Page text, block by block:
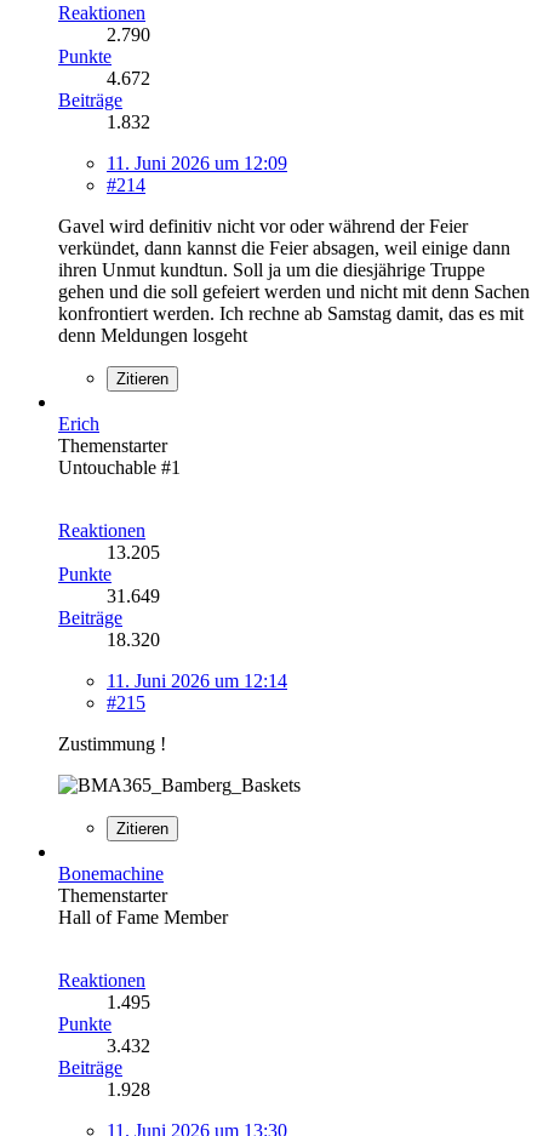
Reaktionen
2.790
Punkte
4.672
Beiträge
1.832
11. Juni 2026 um 12:09
#214
Gavel wird definitiv nicht vor oder während der Feier
verkündet, dann kannst die Feier absagen, weil einige dann
ihren Unmut kundtun. Soll ja um die diesjährige Truppe
gehen und die soll gefeiert werden und nicht mit denn Sachen
konfrontiert werden. Ich rechne ab Samstag damit, das es mit
denn Meldungen losgeht
Zitieren
Erich
Themenstarter
Untouchable #1
Reaktionen
13.205
Punkte
31.649
Beiträge
18.320
11. Juni 2026 um 12:14
#215
Zustimmung !
Zitieren
Bonemachine
Themenstarter
Hall of Fame Member
Reaktionen
1.495
Punkte
3.432
Beiträge
1.928
11. Juni 2026 um 13:30